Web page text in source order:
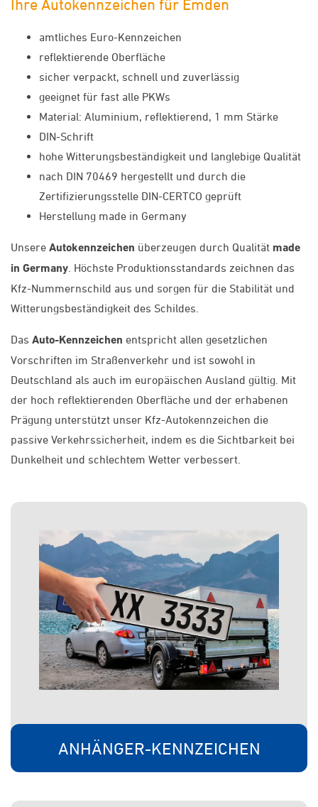
Ihre Autokennzeichen für Emden
amtliches Euro-Kennzeichen
reflektierende Oberfläche
sicher verpackt, schnell und zuverlässig
geeignet für fast alle PKWs
Material: Aluminium, reflektierend, 1 mm Stärke
DIN-Schrift
hohe Witterungsbeständigkeit und langlebige Qualität
nach DIN 70469 hergestellt und durch die
Zertifizierungsstelle DIN-CERTCO geprüft
Herstellung made in Germany
Unsere Autokennzeichen überzeugen durch Qualität made
in Germany . Höchste Produktionsstandards zeichnen das
Kfz-Nummernschild aus und sorgen für die Stabilität und
Witterungsbeständigkeit des Schildes.
Das Auto-Kennzeichen entspricht allen gesetzlichen
Vorschriften im Straßenverkehr und ist sowohl in
Deutschland als auch im europäischen Ausland gültig. Mit
der hoch reflektierenden Oberfläche und der erhabenen
Prägung unterstützt unser Kfz-Autokennzeichen die
passive Verkehrssicherheit, indem es die Sichtbarkeit bei
Dunkelheit und schlechtem Wetter verbessert.
ANHÄNGER-KENNZEICHEN